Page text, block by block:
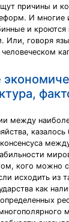
причины и
И многие
и кроются
Или, говоря
между
кого можно
исходить из
как